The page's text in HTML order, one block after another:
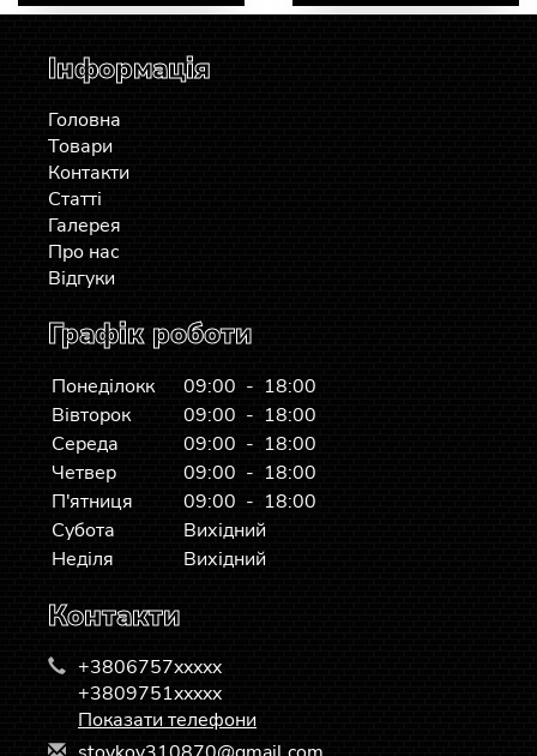
Інформація
Головна
Товари
Контакти
Статті
Галерея
Про нас
Відгуки
Графік роботи
Понеділокк
09:00 - 18:00
Вівторок
09:00 - 18:00
Середа
09:00 - 18:00
Четвер
09:00 - 18:00
П'ятниця
09:00 - 18:00
Субота
Вихідний
Неділя
Вихідний
Контакти
+3806757xxxxx
+3809751xxxxx
Показати телефони